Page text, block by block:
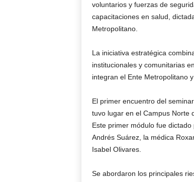
voluntarios y fuerzas de
capacitaciones en salud,
Metropolitano.
La iniciativa estratégica
institucionales y comunitarias
integran el Ente Metropolitano
El primer encuentro del
tuvo lugar en el Campus Norte
Este primer módulo fue
Andrés Suárez, la médica
Isabel Olivares.
Se abordaron los principales